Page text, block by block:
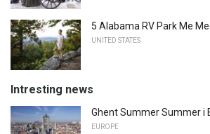
5 Alabama RV Park Me
UNITED STATES
Intresting news
Ghent Summer Summer i
EUROPE